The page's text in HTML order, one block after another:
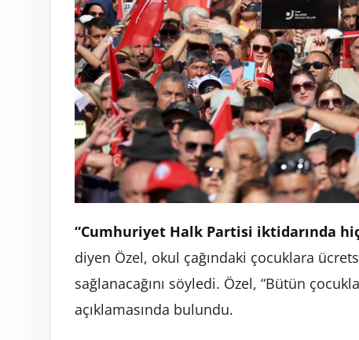
“Cumhuriyet Halk Partisi iktidarında
diyen Özel, okul çağındaki çocuklara
sağlanacağını söyledi. Özel, “Bütün
açıklamasında bulundu.